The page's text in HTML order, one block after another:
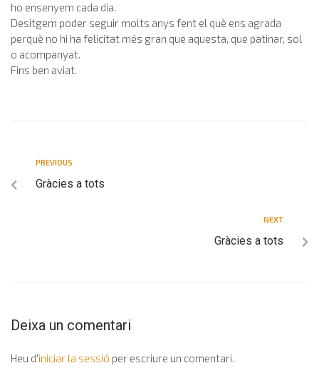
ho ensenyem cada dia.
Desitgem poder seguir molts anys fent el què ens agrada
perquè no hi ha felicitat més gran que aquesta, que patinar, sol
o acompanyat.
Fins ben aviat.
PREVIOUS
Gràcies a tots
NEXT
Gràcies a tots
Deixa un comentari
Heu d'iniciar la sessió per escriure un comentari.